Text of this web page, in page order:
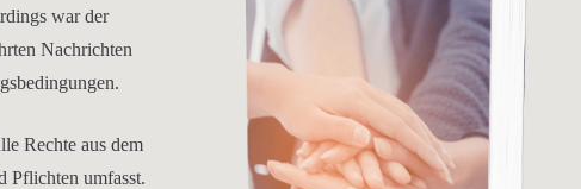
war der
Nachrichten
Rechte aus dem
Pflichten umfasst.